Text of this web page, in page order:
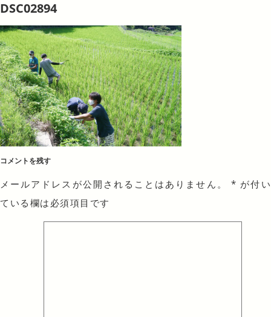
DSC02894
コメントを残す
メールアドレスが公開されることはありません。 * が付い
ている欄は必須項目です